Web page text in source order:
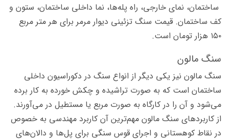
ساختمان، نمای خارجی، راه پله‌ها، نما داخلی ساختمان، ستون و
کف ساختمان. قیمت سنگ تزئینی دیوار مرمر برای هر متر مربع
۱۵۰ هزار تومان است.
سنگ مالون
سنگ مالون نیز یکی دیگر از انواع سنگ در دکوراسیون داخلی
ساختمان است که به صورت تراشیده و چکش خورده به کار برده
می‌شود و آن را در کارگاه به صورت مربع یا مستطیل در می‌آورند.
از کاربردهای سنگ مالون مهم‌ترین آن کاربرد مهندسی به خصوص
در نقاط کوهستانی و اجرای قوس سنگی برای پل‌ها و دالان‌های